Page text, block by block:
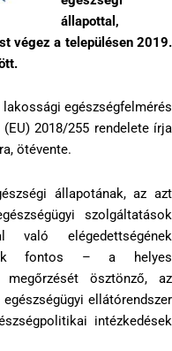
állapottal,
végez a településen 2019.
egészségfelmérés
2018/255 rendelete írja
ötévente.
állapotának, az azt
szolgáltatások
való elégedettségének
fontos – a helyes
megőrzését ösztönző, az
ellátórendszer
intézkedések